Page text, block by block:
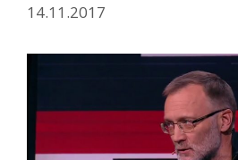
14.11.2017